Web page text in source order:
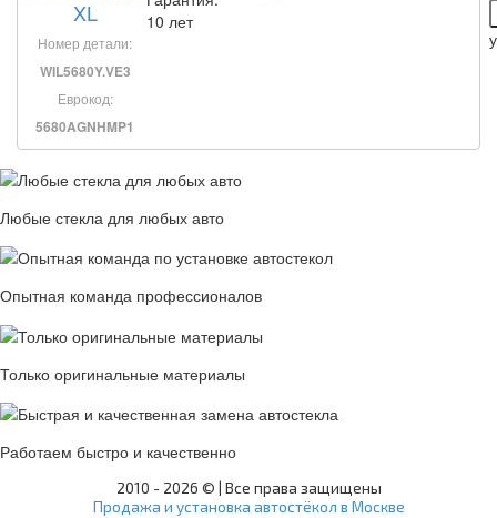
XL
Номер детали:
WIL5680Y.VE3
Еврокод:
5680AGNHMP1
10 лет
Любые стекла для любых авто
Опытная команда профессионалов
Только оригинальные материалы
Работаем быстро и качественно
2010 - 2026 © | Все права защищены
Продажа и установка автостёкол в Москве